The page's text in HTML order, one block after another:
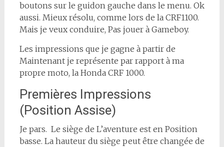
boutons sur le guidon gauche dans le menu. Ok
aussi. Mieux résolu, comme lors de la CRF1100.
Mais je veux conduire, Pas jouer à Gameboy.
Les impressions que je gagne à partir de
Maintenant je représente par rapport à ma
propre moto, la Honda CRF 1000.
Premières Impressions
(Position Assise)
Je pars. Le siège de L’aventure est en Position
basse. La hauteur du siège peut être changée de